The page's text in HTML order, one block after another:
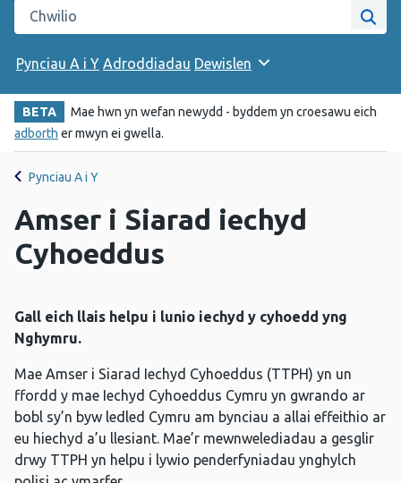
Chwilio gwefan Iechyd Cyhoeddus Cymru
Pynciau A i Y Adroddiadau Dewislen
BETA
Mae hwn yn wefan newydd - byddem yn croesawu eich
adborth er mwyn ei gwella.
Pynciau A i Y
Amser i Siarad iechyd
Cyhoeddus
Gall eich llais helpu i lunio iechyd y cyhoedd yng
Nghymru.
Mae Amser i Siarad Iechyd Cyhoeddus (TTPH) yn un
ffordd y mae Iechyd Cyhoeddus Cymru yn gwrando ar
bobl sy’n byw ledled Cymru am bynciau a allai effeithio ar
eu hiechyd a’u llesiant. Mae’r mewnwelediadau a gesglir
drwy TTPH yn helpu i lywio penderfyniadau ynghylch